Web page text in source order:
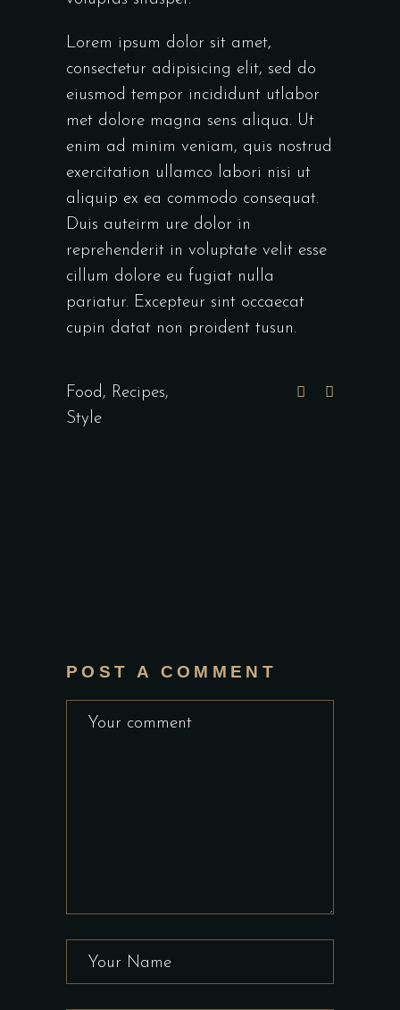
Lorem ipsum dolor sit amet,
consectetur adipisicing elit, sed do
eiusmod tempor incididunt utlabor
met dolore magna sens aliqua. Ut
enim ad minim veniam, quis nostrud
exercitation ullamco labori nisi ut
aliquip ex ea commodo consequat.
Duis auteirm ure dolor in
reprehenderit in voluptate velit esse
cillum dolore eu fugiat nulla
pariatur. Excepteur sint occaecat
cupin datat non proident tusun.
Food, Recipes,
Style
POST A COMMENT